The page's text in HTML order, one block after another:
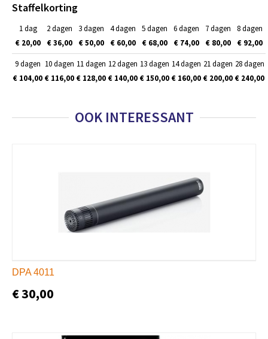
Staffelkorting
1 dag
€ 20,00
2 dagen
€ 36,00
3 dagen
€ 50,00
4 dagen
€ 60,00
5 dagen
€ 68,00
6 dagen
€ 74,00
7 dagen
€ 80,00
8 dagen
€ 92,00
9 dagen
€ 104,00
10 dagen
€ 116,00
11 dagen
€ 128,00
12 dagen
€ 140,00
13 dagen
€ 150,00
14 dagen
€ 160,00
21 dagen
€ 200,00
28 dagen
€ 240,00
OOK INTERESSANT
DPA 4011
€ 30,00